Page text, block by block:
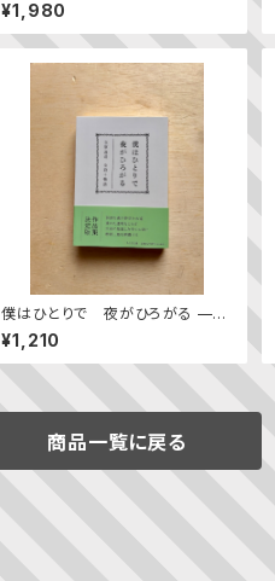
¥1,980
僕はひとりで 夜がひろがる ——
立原道造 全詩＋物語
¥1,210
商品一覧に戻る